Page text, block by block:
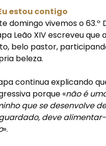
estou contigo
domingo vivemos o
Leão XIV escreveu
belo pastor,
beleza.
continua explicando
porque «não é
que se desenvolve
deve
».